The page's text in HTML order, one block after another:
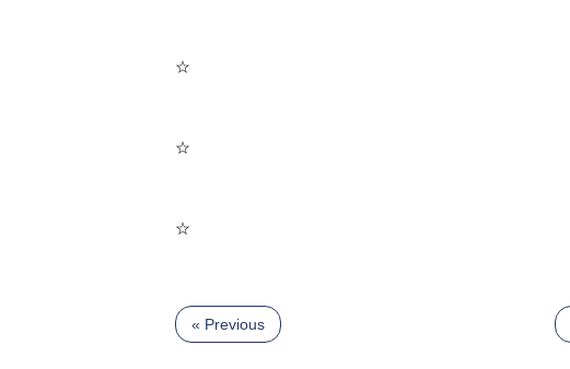
☆
☆
☆
« Previous